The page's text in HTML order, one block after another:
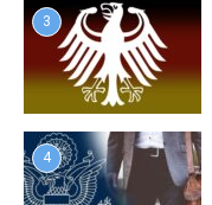
3
4